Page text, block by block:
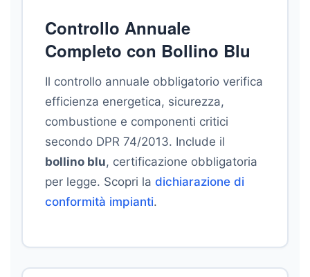
Controllo Annuale
Completo con Bollino Blu
Il controllo annuale obbligatorio verifica
efficienza energetica, sicurezza,
combustione e componenti critici
secondo DPR 74/2013. Include il
bollino blu, certificazione obbligatoria
per legge. Scopri la dichiarazione di
conformità impianti.